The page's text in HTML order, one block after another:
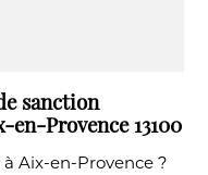
sanction
Provence 13100
Aix-en-Provence ?